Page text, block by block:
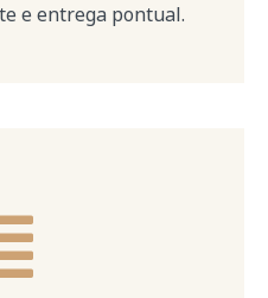
e entrega pontual.